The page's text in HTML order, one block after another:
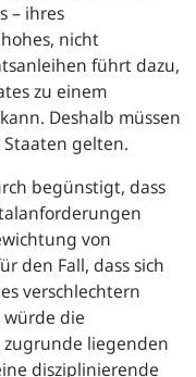
– ihres
nicht
führt dazu,
zu einem
Deshalb müssen
gelten.
begünstigt, dass
von
den Fall, dass sich
verschlechtern
würde die
liegenden
disziplinierende